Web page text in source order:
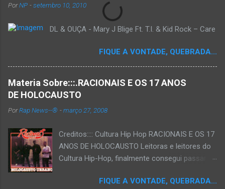
PorNP -setembro 10, 2010
DL & OUÇA - Mary J Blige Ft. T.I. & Kid Rock – Care
FIQUE A VONTADE, QUEBRADA...
Materia Sobre:::.RACIONAIS E OS 17 ANOS
DE HOLOCAUSTO
PorRap News--® -março 27, 2008
Creditos:::: Cultura Hip Hop RACIONAIS E OS 17
ANOS DE HOLOCAUSTO Leitoras e leitores do
Cultura Hip-Hop, finalmente consegui passar
que há muito tempo vinha maturando: uma
FIQUE A VONTADE, QUEBRADA...